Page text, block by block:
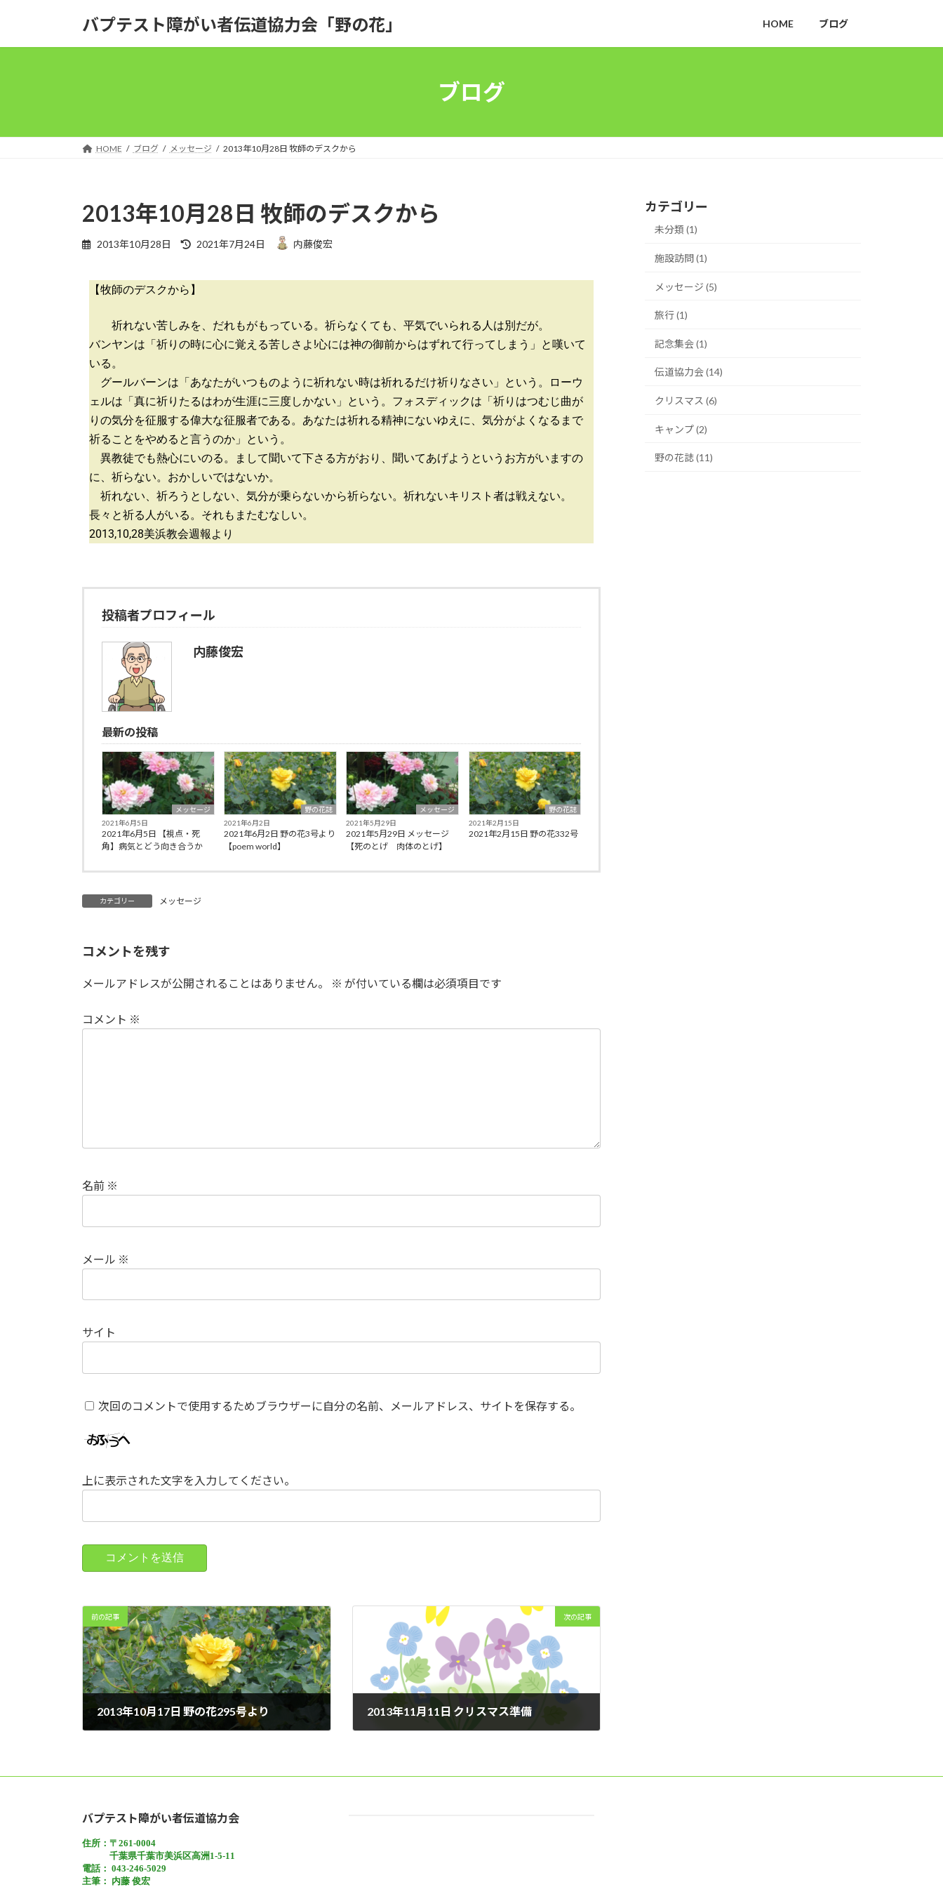
バプテスト障がい者伝道協力会「野の花」 HOME ブログ
ブログ
HOME ブログ メッセージ 2013年10月28日 牧師のデスクから
2013年10月28日 牧師のデスクから
2013年10月28日 2021年7月24日 内藤俊宏
【牧師のデスクから】
祈れない苦しみを、だれもがもっている。祈らなくても、平気でいられる人は別だが。
バンヤンは「祈りの時に心に覚える苦しさよ!心には神の御前からはずれて行ってしまう」と嘆いて
いる。
グールバーンは「あなたがいつものように祈れない時は祈れるだけ祈りなさい」という。ローウ
ェルは「真に祈りたるはわが生涯に三度しかない」という。フォスディックは「祈りはつむじ曲が
りの気分を征服する偉大な征服者である。あなたは祈れる精神にないゆえに、気分がよくなるまで
祈ることをやめると言うのか」という。
異教徒でも熱心にいのる。まして聞いて下さる方がおり、聞いてあげようというお方がいますの
に、祈らない。おかしいではないか。
祈れない、祈ろうとしない、気分が乗らないから祈らない。祈れないキリスト者は戦えない。
長々と祈る人がいる。それもまたむなしい。
2013,10,28美浜教会週報より
投稿者プロフィール
内藤俊宏
最新の投稿
メッセージ
2021年6月5日
2021年6月5日 【視点・死
角】病気とどう向き合うか
野の花誌
2021年6月2日
2021年6月2日 野の花3号より
【poem world】
メッセージ
2021年5月29日
2021年5月29日 メッセージ
【死のとげ 肉体のとげ】
野の花誌
2021年2月15日
2021年2月15日 野の花332号
カテゴリー メッセージ
コメントを残す
メールアドレスが公開されることはありません。 ※ が付いている欄は必須項目です
コメント ※
名前 ※
メール ※
サイト
次回のコメントで使用するためブラウザーに自分の名前、メールアドレス、サイトを保存する。
上に表示された文字を入力してください。
前の記事
2013年10月17日 野の花295号より
次の記事
2013年11月11日 クリスマス準備
カテゴリー
未分類 (1)
施設訪問 (1)
メッセージ (5)
旅行 (1)
記念集会 (1)
伝道協力会 (14)
クリスマス (6)
キャンプ (2)
野の花誌 (11)
バプテスト障がい者伝道協力会
住所：〒261-0004
千葉県千葉市美浜区高洲1-5-11
電話： 043-246-5029
主筆： 内藤 俊宏